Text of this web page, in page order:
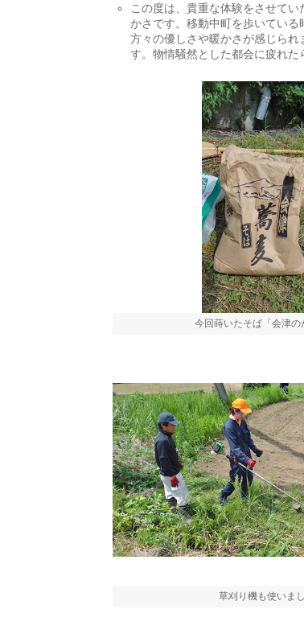
この度は、貴重な体験をさせて
かさです。移動中町を歩いてい
方々の優しさや暖かさが感じら
す。物情騒然とした都会に疲れた
今回蒔いたそば「会津の
草刈り機も使いま